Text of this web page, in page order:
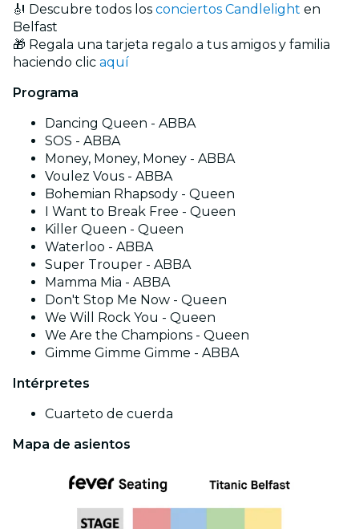
🎻 Descubre todos los conciertos Candlelight en
Belfast
🎁 Regala una tarjeta regalo a tus amigos y familia
haciendo clic aquí
Programa
Dancing Queen - ABBA
SOS - ABBA
Money, Money, Money - ABBA
Voulez Vous - ABBA
Bohemian Rhapsody - Queen
I Want to Break Free - Queen
Killer Queen - Queen
Waterloo - ABBA
Super Trouper - ABBA
Mamma Mia - ABBA
Don't Stop Me Now - Queen
We Will Rock You - Queen
We Are the Champions - Queen
Gimme Gimme Gimme - ABBA
Intérpretes
Cuarteto de cuerda
Mapa de asientos